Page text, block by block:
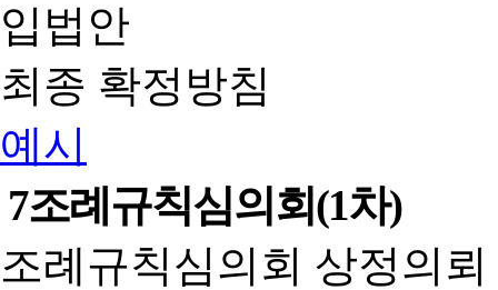
입법안
최종 확정방침
예시
7조례규칙심의회(1차)
조례규칙심의회 상정의